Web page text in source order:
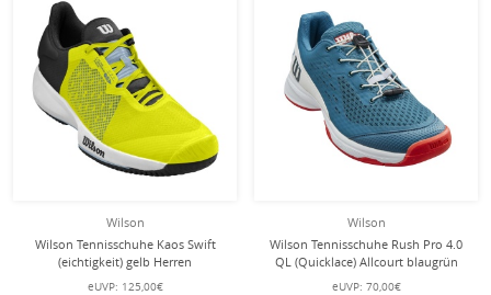
Wilson
Wilson Tennisschuhe Kaos Swift
(eichtigkeit) gelb Herren
eUVP: 125,00€
Wilson
Wilson Tennisschuhe Rush Pro 4.0
QL (Quicklace) Allcourt blaugrün
Kinder
eUVP: 70,00€